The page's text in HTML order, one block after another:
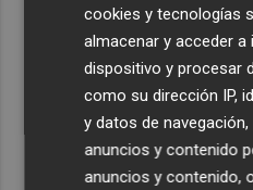
el día del eclipse
Company: “Estamos
queremos ver en la Liga”
cookies y tecnologías
almacenar y acceder
dispositivo y procesar
como su dirección IP,
y datos de
anuncios y contenido
anuncios y contenido,